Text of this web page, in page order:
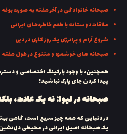
صبحانه خانوادگی در آخر هفته به صورت بوفه
ملاقات دوستانه با طعم خاطره‌های ایرانی
شروع آرام و پرانرژی یک روز کاری در دبی
صبحانه های خوشمزه و متنوع در طول هفته
همچنین، با وجود پارکینگ اختصاصی و
پیدا کردن جای پارک نباشید!
صبحانه در لیوا: نه یک عادت،
در دنیایی که همه چیز سریع است، گاهی
یک صبحانه اصیل ایرانی در محیطی